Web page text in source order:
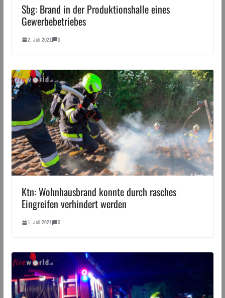
Sbg: Brand in der Produktionshalle eines
Gewerbebetriebes
2. Juli 2021 0
Ktn: Wohnhausbrand konnte durch rasches
Eingreifen verhindert werden
1. Juli 2021 0